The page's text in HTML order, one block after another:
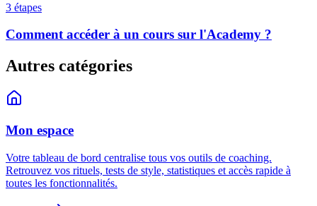
3 étapes
Comment accéder à un cours sur l'Academy ?
Autres catégories
Mon espace
Votre tableau de bord centralise tous vos outils de coaching.
Retrouvez vos rituels, tests de style, statistiques et accès rapide à
toutes les fonctionnalités.